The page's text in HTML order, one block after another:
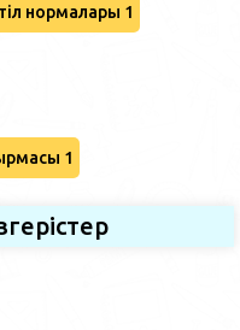
нормалары 1
1